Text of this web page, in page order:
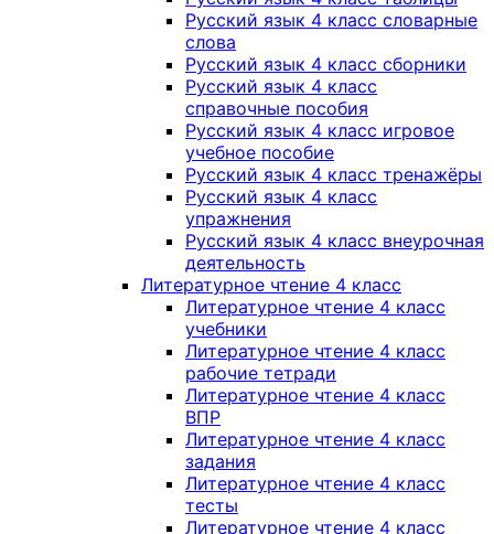
Русский язык 4 класс словарные
слова
Русский язык 4 класс сборники
Русский язык 4 класс
справочные пособия
Русский язык 4 класс игровое
учебное пособие
Русский язык 4 класс тренажёры
Русский язык 4 класс
упражнения
Русский язык 4 класс внеурочная
деятельность
Литературное чтение 4 класс
Литературное чтение 4 класс
учебники
Литературное чтение 4 класс
рабочие тетради
Литературное чтение 4 класс
ВПР
Литературное чтение 4 класс
задания
Литературное чтение 4 класс
тесты
Литературное чтение 4 класс